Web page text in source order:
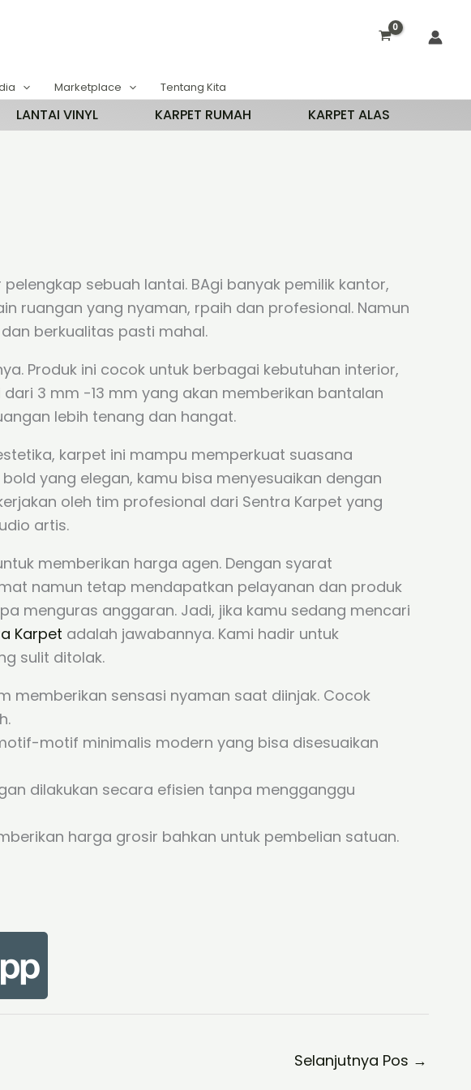
Marketplace Tentang Kita
LANTAI VINYL KARPET RUMAH KARPET ALAS
sebuah lantai. BAgi banyak pemilik kantor,
ruangan yang nyaman, rpaih dan profesional. Namun
berkualitas pasti mahal.
Produk ini cocok untuk berbagai kebutuhan interior,
3 mm -13 mm yang akan memberikan bantalan
lebih tenang dan hangat.
karpet ini mampu memperkuat suasana
yang elegan, kamu bisa menyesuaikan dengan
oleh tim profesional dari Sentra Karpet yang
artis.
memberikan harga agen. Dengan syarat
namun tetap mendapatkan pelayanan dan produk
menguras anggaran. Jadi, jika kamu sedang mencari
Karpet adalah jawabannya. Kami hadir untuk
sulit ditolak.
sensasi nyaman saat diinjak. Cocok
motif minimalis modern yang bisa disesuaikan
dilakukan secara efisien tanpa mengganggu
harga grosir bahkan untuk pembelian satuan.
Selanjutnya Pos →